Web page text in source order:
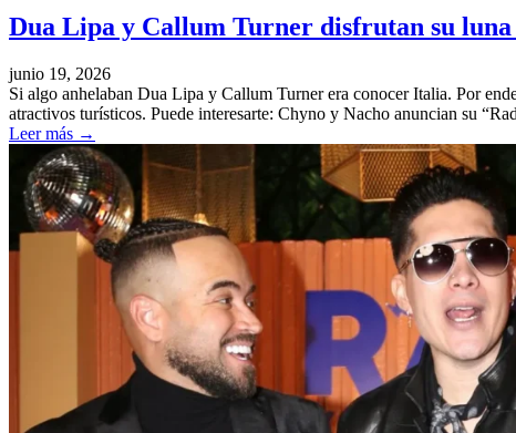
Dua Lipa y Callum Turner disfrutan su
junio 19, 2026
Si algo anhelaban Dua Lipa y Callum Turner era conocer Italia. Por
atractivos turísticos. Puede interesarte: Chyno y Nacho anuncian su
Leer más →